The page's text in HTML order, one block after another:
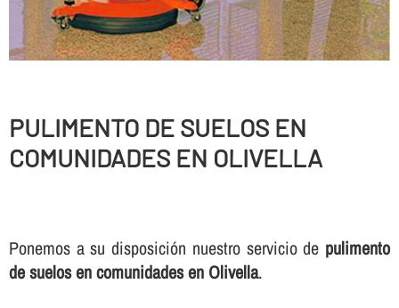
PULIMENTO DE SUELOS EN
COMUNIDADES EN OLIVELLA
Ponemos a su disposición nuestro servicio de pulimento
de suelos en comunidades en Olivella.